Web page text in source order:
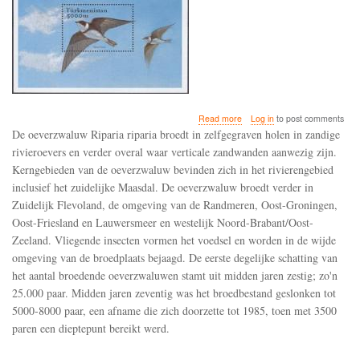
Read moreabout
handhaaft
zich
in
maar
gaat
in
Vlaanderen
en
Luxemburg
achteruit
Log into post comments
De oeverzwaluw Riparia riparia broedt in zelfgegraven holen in zandige
rivieroevers en verder overal waar verticale zandwanden aanwezig zijn.
Kerngebieden van de oeverzwaluw bevinden zich in het rivierengebied
inclusief het zuidelijke Maasdal. De oeverzwaluw broedt verder in
Zuidelijk Flevoland, de omgeving van de Randmeren, Oost-Groningen,
Oost-Friesland en Lauwersmeer en westelijk Noord-Brabant/Oost-
Zeeland. Vliegende insecten vormen het voedsel en worden in de wijde
omgeving van de broedplaats bejaagd. De eerste degelijke schatting van
het aantal broedende oeverzwaluwen stamt uit midden jaren zestig; zo'n
25.000 paar. Midden jaren zeventig was het broedbestand geslonken tot
5000-8000 paar, een afname die zich doorzette tot 1985, toen met 3500
paren een dieptepunt bereikt werd.